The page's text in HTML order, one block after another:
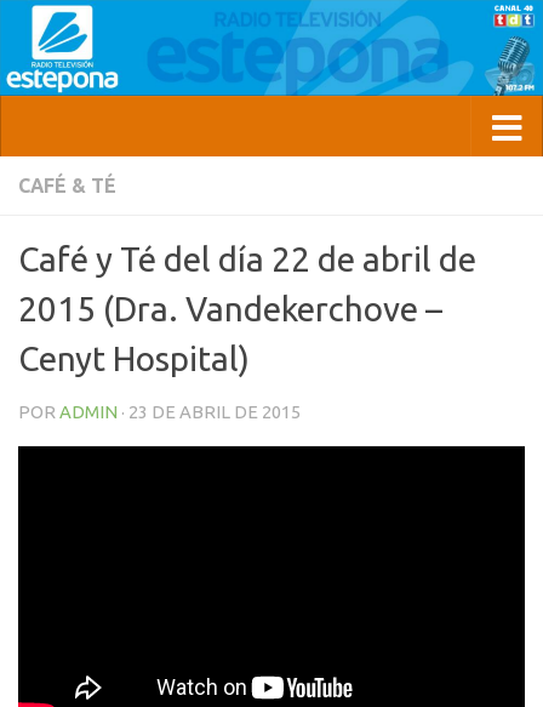
CAFÉ & TÉ
Café y Té del día 22 de abril de
2015 (Dra. Vandekerchove –
Cenyt Hospital)
POR ADMIN · 23 DE ABRIL DE 2015